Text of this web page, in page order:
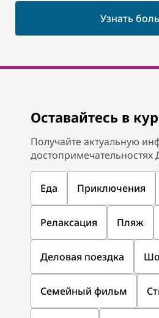
Узнать
Оставайтесь в
Получайте актуальную
достопримечательностях
Еда Приключения
Релаксация Пляж
Деловая поездка
Семейный фильм